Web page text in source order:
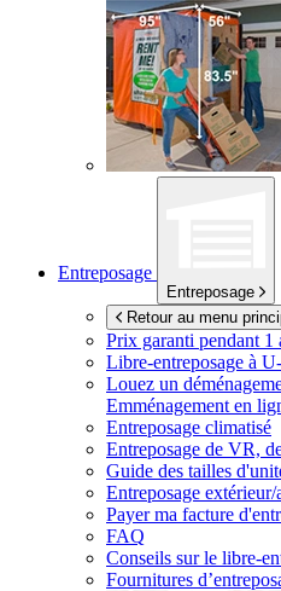
Entreposage
Entreposage
Retour au menu
Prix garanti pendant 1
Libre-entreposage à
Louez un
Emménagement en
Entreposage climatisé
Entreposage de VR,
Guide des tailles
Entreposage
Payer ma facture
FAQ
Conseils sur le libre-
Fournitures